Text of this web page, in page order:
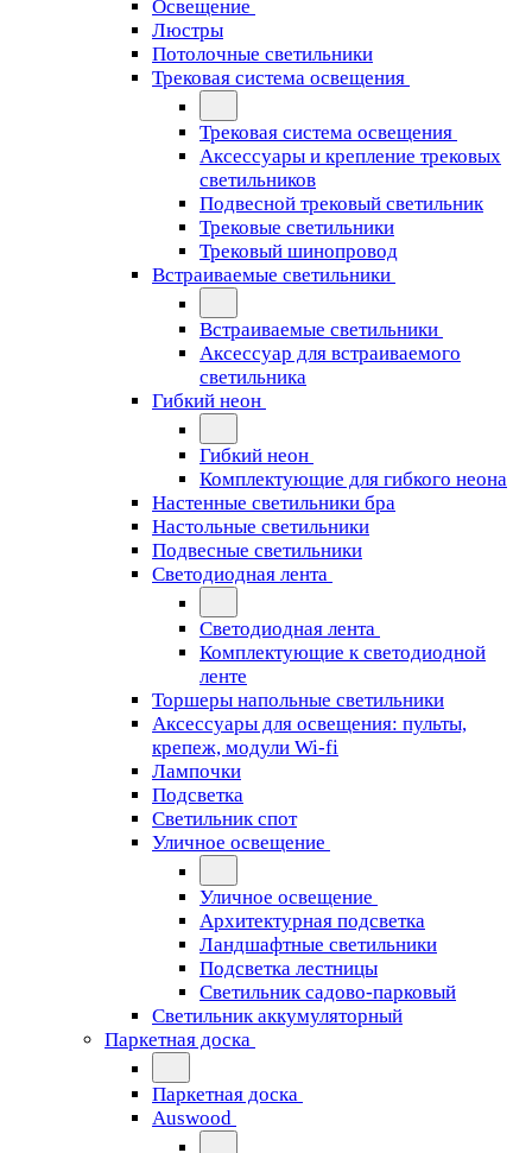
Освещение
Люстры
Потолочные светильники
Трековая система освещения
Трековая система освещения
Аксессуары и крепление трековых
светильников
Подвесной трековый светильник
Трековые светильники
Трековый шинопровод
Встраиваемые светильники
Встраиваемые светильники
Аксессуар для встраиваемого
светильника
Гибкий неон
Гибкий неон
Комплектующие для гибкого неона
Настенные светильники бра
Настольные светильники
Подвесные светильники
Светодиодная лента
Светодиодная лента
Комплектующие к светодиодной
ленте
Торшеры напольные светильники
Аксессуары для освещения: пульты,
крепеж, модули Wi-fi
Лампочки
Подсветка
Светильник спот
Уличное освещение
Уличное освещение
Архитектурная подсветка
Ландшафтные светильники
Подсветка лестницы
Светильник садово-парковый
Светильник аккумуляторный
Паркетная доска
Паркетная доска
Auswood